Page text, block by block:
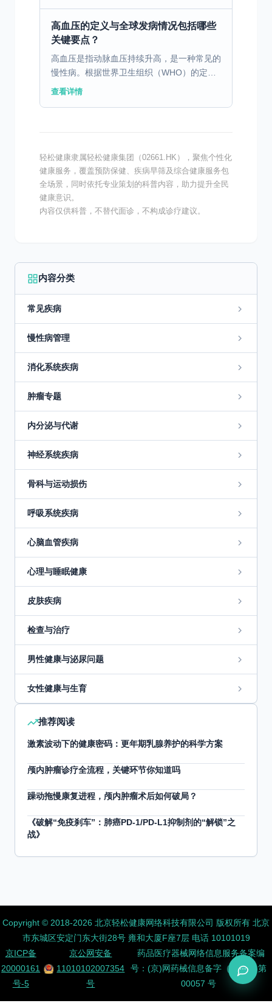
高血压的定义与全球发病情况包括哪些
关键要点？
高血压是指动脉血压持续升高，是一种常见的
慢性病。根据世界卫生组织（WHO）的定
义，成人高血压是指收缩压≥140毫米汞柱和/
查看详情
轻松健康隶属轻松健康集团（02661.HK），聚焦个性化
健康服务，覆盖预防保健、疾病早筛及综合健康服务包
全场景，同时依托专业策划的科普内容，助力提升全民
健康意识。
内容仅供科普，不替代面诊，不构成诊疗建议。
内容分类
常见疾病
慢性病管理
消化系统疾病
肿瘤专题
内分泌与代谢
神经系统疾病
骨科与运动损伤
呼吸系统疾病
心脑血管疾病
心理与睡眠健康
皮肤疾病
检查与治疗
男性健康与泌尿问题
女性健康与生育
推荐阅读
激素波动下的健康密码：更年期乳腺养护的科学方案
颅内肿瘤诊疗全流程，关键环节你知道吗
躁动拖慢康复进程，颅内肿瘤术后如何破局？
《破解“免疫刹车”：肺癌PD-1/PD-L1抑制剂的“解锁”之
战》
Copyright ©️ 2018-2026 北京轻松健康网络科技有限公司 版权所有 北京
市东城区安定门东大街28号 雍和大厦F座7层 电话 10101019
京ICP备
20000161
号-5
京公网安备
11010102007354
号
药品医疗器械网络信息服务备案编
号：(京)网药械信息备字（2026）第
00057 号